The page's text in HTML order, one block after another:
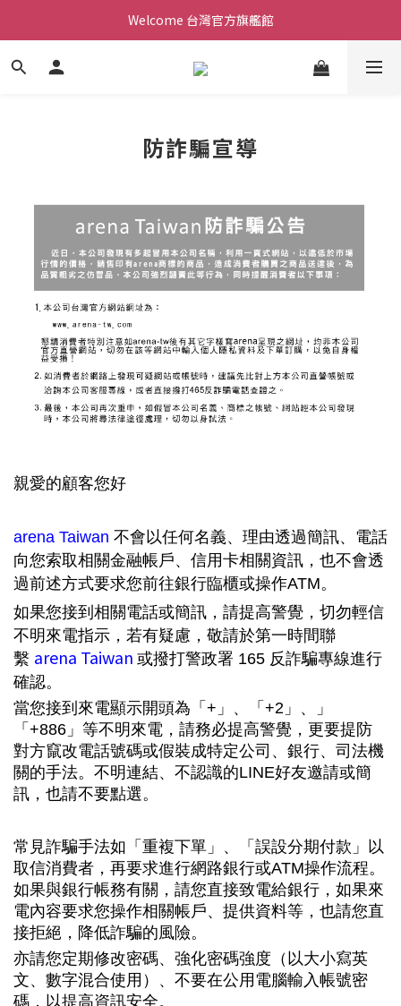
Welcome 台灣官方旗艦館
Welcome 台灣官方旗艦館
新會員加入現領折價200元。立即抵用。
防詐騙宣導
親愛的顧客您好
arena Taiwan 不會以任何名義、理由透過簡訊、電話
向您索取相關金融帳戶、信用卡相關資訊，也不會透
過前述方式要求您前往銀行臨櫃或操作ATM。
如果您接到相關電話或簡訊，請提高警覺，切勿輕信
不明來電指示，若有疑慮，敬請於第一時間聯
繫 arena Taiwan 或撥打警政署 165 反詐騙專線進行
確認。
當您接到來電顯示開頭為「+」、「+2」、」
「+886」等不明來電，請務必提高警覺，更要提防
對方竄改電話號碼或假裝成特定公司、銀行、司法機
關的手法。不明連結、不認識的LINE好友邀請或簡
訊，也請不要點選。
常見詐騙手法如「重複下單」、「誤設分期付款」以
取信消費者，再要求進行網路銀行或ATM操作流程。
如果與銀行帳務有關，請您直接致電給銀行，如果來
電內容要求您操作相關帳戶、提供資料等，也請您直
接拒絕，降低詐騙的風險。
亦請您定期修改密碼、強化密碼強度（以大小寫英
文、數字混合使用）、不要在公用電腦輸入帳號密
碼，以提高資訊安全。